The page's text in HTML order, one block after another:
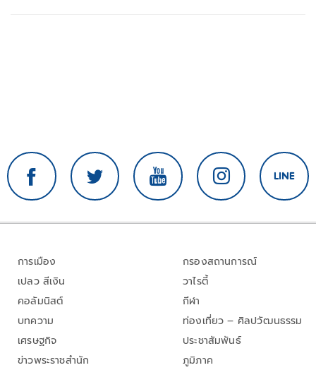
การเมือง
เปลว สีเงิน
คอลัมนิสต์
บทความ
เศรษฐกิจ
ข่าวพระราชสำนัก
กรองสถานการณ์
วาไรตี้
กีฬา
ท่องเที่ยว – ศิลปวัฒนธรรม
ประชาสัมพันธ์
ภูมิภาค